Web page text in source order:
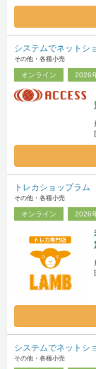
システムでネットシ
その他・各種小売
オンライン 2026
トレカショップラム
その他・各種小売
オンライン 2026
システムでネットシ
その他・各種小売